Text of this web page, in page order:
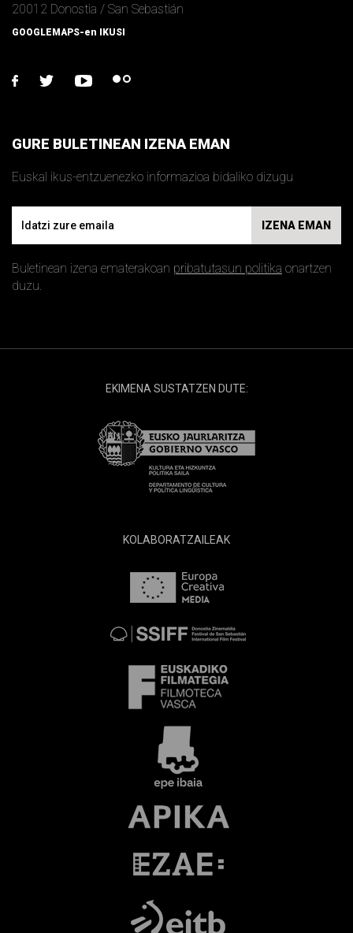
20012 Donostia / San Sebastián
GOOGLEMAPS-en IKUSI
facebook
twitter youtubeflickr
GURE BULETINEAN IZENA EMAN
Euskal ikus-entzuenezko informazioa bidaliko dizugu
IZENA EMAN
Buletinean izena ematerakoan pribatutasun politika onartzen
duzu.
EKIMENA SUSTATZEN DUTE:
KOLABORATZAILEAK